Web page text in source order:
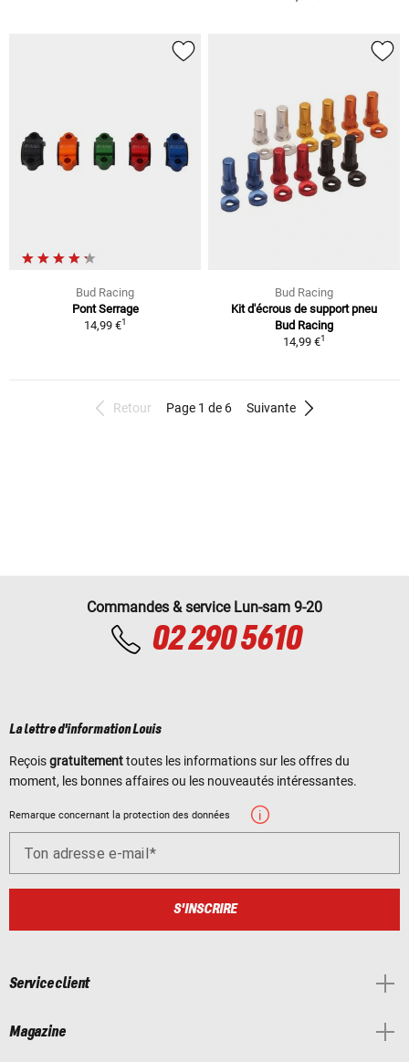
Bud Racing
Pont Serrage
14,99 €1
Bud Racing
Kit d'écrous de support pneu
Bud Racing
14,99 €1
Retour Page 1 de 6 Suivante
Commandes & service Lun-sam 9-20
02 290 5610
La lettre d'information Louis
Reçoisgratuitementtoutes les informations sur les offres du
moment, les bonnes affaires ou les nouveautés intéressantes.
Remarque concernant la protection des données
Ton adresse e-mail
S'INSCRIRE
Service client
Magazine